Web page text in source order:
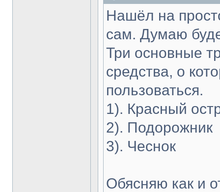
Нашёл на
сам. Думаю
Три основные
средства, о
пользоваться.
1). Красный
2). Подорожник
3). Чеснок
Обясняю как и